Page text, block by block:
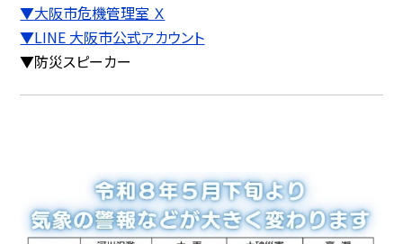
▼大阪市危機管理室 Ｘ
▼LINE 大阪市公式アカウント
▼防災スピーカー